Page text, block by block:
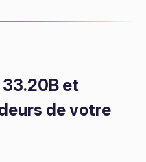
33.20B et
de votre